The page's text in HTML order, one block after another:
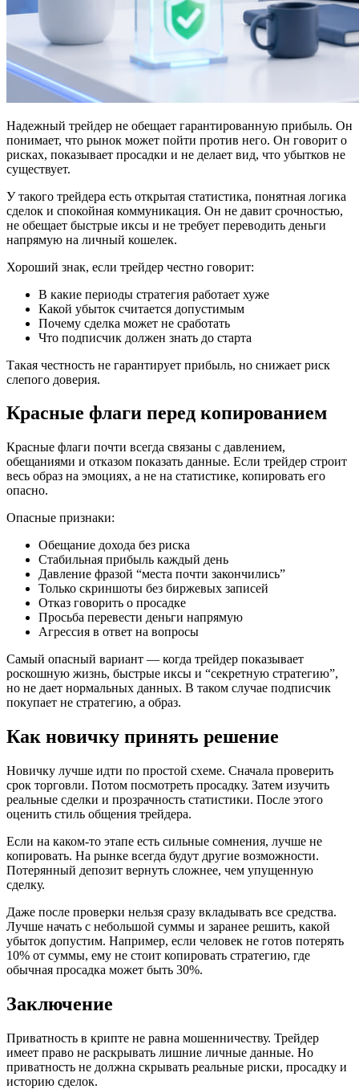
Надежный трейдер не обещает гарантированную прибыль. Он
понимает, что рынок может пойти против него. Он говорит о
рисках, показывает просадки и не делает вид, что убытков не
существует.
У такого трейдера есть открытая статистика, понятная логика
сделок и спокойная коммуникация. Он не давит срочностью,
не обещает быстрые иксы и не требует переводить деньги
напрямую на личный кошелек.
Хороший знак, если трейдер честно говорит:
В какие периоды стратегия работает хуже
Какой убыток считается допустимым
Почему сделка может не сработать
Что подписчик должен знать до старта
Такая честность не гарантирует прибыль, но снижает риск
слепого доверия.
Красные флаги перед копированием
Красные флаги почти всегда связаны с давлением,
обещаниями и отказом показать данные. Если трейдер строит
весь образ на эмоциях, а не на статистике, копировать его
опасно.
Опасные признаки:
Обещание дохода без риска
Стабильная прибыль каждый день
Давление фразой “места почти закончились”
Только скриншоты без биржевых записей
Отказ говорить о просадке
Просьба перевести деньги напрямую
Агрессия в ответ на вопросы
Самый опасный вариант — когда трейдер показывает
роскошную жизнь, быстрые иксы и “секретную стратегию”,
но не дает нормальных данных. В таком случае подписчик
покупает не стратегию, а образ.
Как новичку принять решение
Новичку лучше идти по простой схеме. Сначала проверить
срок торговли. Потом посмотреть просадку. Затем изучить
реальные сделки и прозрачность статистики. После этого
оценить стиль общения трейдера.
Если на каком-то этапе есть сильные сомнения, лучше не
копировать. На рынке всегда будут другие возможности.
Потерянный депозит вернуть сложнее, чем упущенную
сделку.
Даже после проверки нельзя сразу вкладывать все средства.
Лучше начать с небольшой суммы и заранее решить, какой
убыток допустим. Например, если человек не готов потерять
10% от суммы, ему не стоит копировать стратегию, где
обычная просадка может быть 30%.
Заключение
Приватность в крипте не равна мошенничеству. Трейдер
имеет право не раскрывать лишние личные данные. Но
приватность не должна скрывать реальные риски, просадку и
историю сделок.